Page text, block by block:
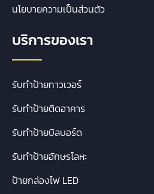
นโยบายความเป็นส่วนตัว
บริการของเรา
รับทำป้ายทาวเวอร์
รับทำป้ายติดอาคาร
รับทำป้ายบิลบอร์ด
รับทำป้ายอักษรโลหะ
ป้ายกล่องไฟ LED